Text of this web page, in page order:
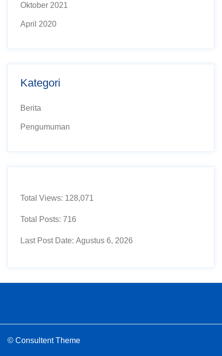
Oktober 2021
April 2020
Kategori
Berita
Pengumuman
Total Views: 128,071
Total Posts: 716
Last Post Date: Agustus 6, 2026
© Consultent Theme